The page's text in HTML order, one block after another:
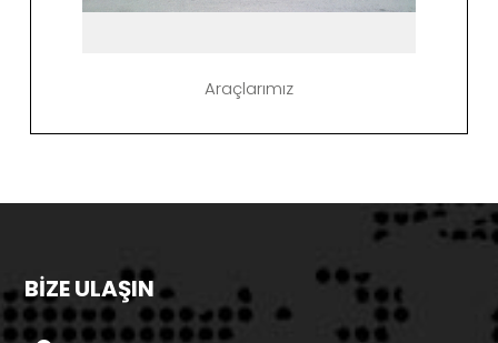
Araçlarımız
BİZE ULAŞIN